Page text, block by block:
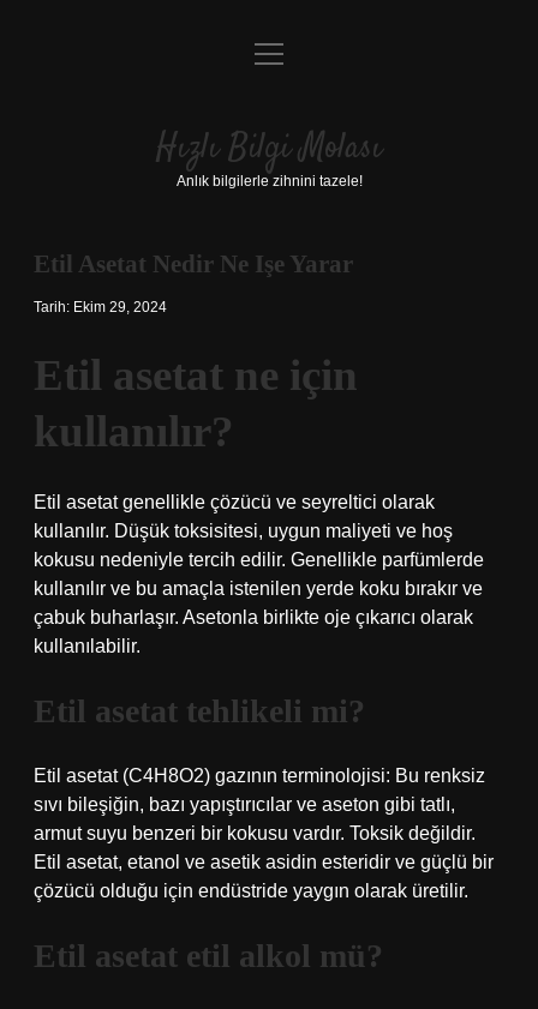
Anasayfa
Yasal Uyarı
menüyü
Hızlı Bilgi Molası
Anlık bilgilerle zihnini tazele!
Etil Asetat Nedir Ne Işe Yarar
Tarih: Ekim 29, 2024
Etil asetat ne için
kullanılır?
Etil asetat genellikle çözücü ve seyreltici olarak
kullanılır. Düşük toksisitesi, uygun maliyeti ve hoş
kokusu nedeniyle tercih edilir. Genellikle parfümlerde
kullanılır ve bu amaçla istenilen yerde koku bırakır ve
çabuk buharlaşır. Asetonla birlikte oje çıkarıcı olarak
kullanılabilir.
Etil asetat tehlikeli mi?
Etil asetat (C4H8O2) gazının terminolojisi: Bu renksiz
sıvı bileşiğin, bazı yapıştırıcılar ve aseton gibi tatlı,
armut suyu benzeri bir kokusu vardır. Toksik değildir.
Etil asetat, etanol ve asetik asidin esteridir ve güçlü bir
çözücü olduğu için endüstride yaygın olarak üretilir.
Etil asetat etil alkol mü?